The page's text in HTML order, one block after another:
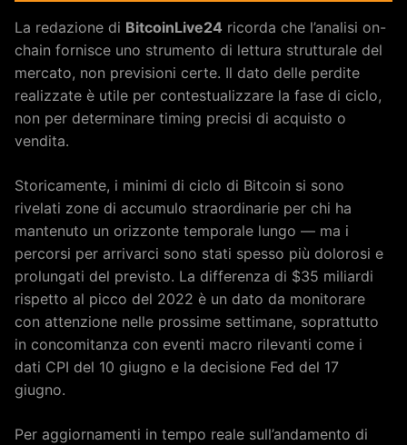
La redazione di BitcoinLive24 ricorda che l’analisi on-
chain fornisce uno strumento di lettura strutturale del
mercato, non previsioni certe. Il dato delle perdite
realizzate è utile per contestualizzare la fase di ciclo,
non per determinare timing precisi di acquisto o
vendita.
Storicamente, i minimi di ciclo di Bitcoin si sono
rivelati zone di accumulo straordinarie per chi ha
mantenuto un orizzonte temporale lungo — ma i
percorsi per arrivarci sono stati spesso più dolorosi e
prolungati del previsto. La differenza di $35 miliardi
rispetto al picco del 2022 è un dato da monitorare
con attenzione nelle prossime settimane, soprattutto
in concomitanza con eventi macro rilevanti come i
dati CPI del 10 giugno e la decisione Fed del 17
giugno.
Per aggiornamenti in tempo reale sull’andamento di